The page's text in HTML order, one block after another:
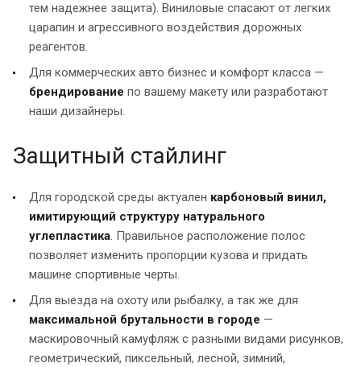
тем надежнее защита). Виниловые спасают от легких
царапин и агрессивного воздействия дорожных
реагентов.
Для коммерческих авто бизнес и комфорт класса —
брендирование по вашему макету или разработают
наши дизайнеры.
Защитный стайлинг
Для городской среды актуален карбоновый винил,
имитирующий структуру натурального
углепластика. Правильное расположение полос
позволяет изменить пропорции кузова и придать
машине спортивные черты.
Для выезда на охоту или рыбалку, а так же для
максимальной брутальности в городе —
маскировочный камуфляж с разными видами рисунков,
геометрический, пиксельный, лесной, зимний,